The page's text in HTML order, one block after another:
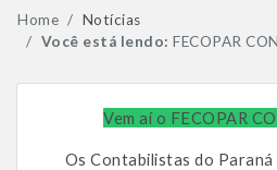
Home
Notícias
Você está lendo: FECOPAR
Vem aí o FECOPAR
Os Contabilistas do